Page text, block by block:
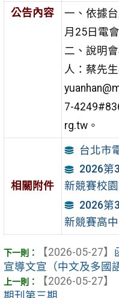
公告內容
一、依據
月25日電
二、說明
人：蔡先
7-
rg.tw。
相關附件
台北市
2026第
新競賽校
2026第
新競賽高
【2026-05-27】
宣導文宣（中文及多國
【2026-05-27】